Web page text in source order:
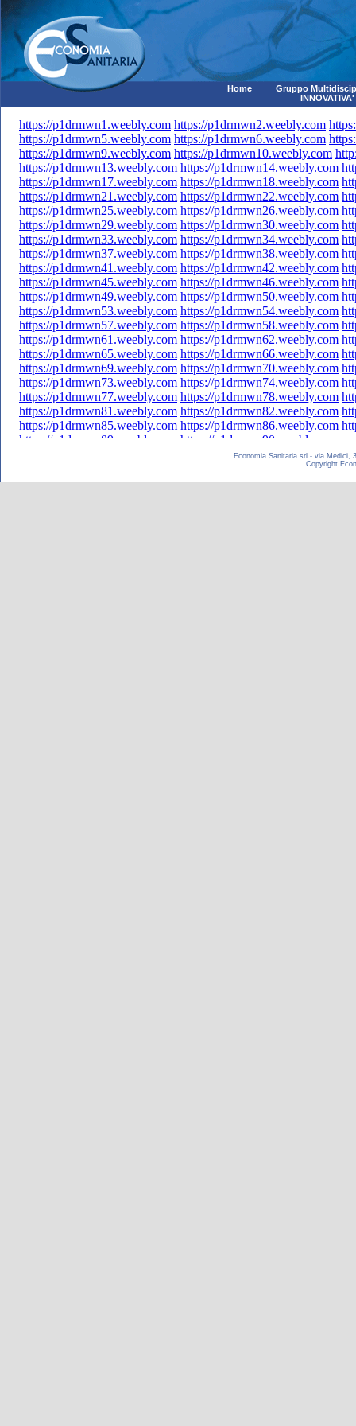
Home
Gruppo
INNOVATIVA'
Economia Sanitaria srl - via Medici,
Copyright